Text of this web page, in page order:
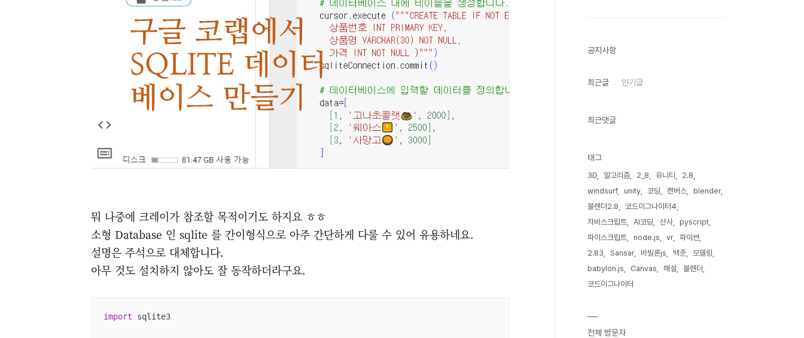
뭐 나중에 크레이가 참조할 목적이기도 하지요 ㅎㅎ
소형 Database 인 sqlite 를 간이형식으로 아주 간단하게 다룰 수 있어 유용하네요.
설명은 주석으로 대체합니다.
아무 것도 설치하지 않아도 잘 동작하더라구요.
import sqlite3
공지사항
최근글 인기글
최근댓글
태그
3D 알고리즘 2_8 유니티
2.8
windsurf
unity 코딩 캔버스
blender
블렌더2.8
코드이그나이터4
자바스크립트
AI코딩 산사
pyscript
파이스크립트
node.js vr
파이썬
2.83
Sansar 바빌론js 백준
모델링
babylon.js
Canvas 해설
블렌더
코드이그나이터
전체 방문자